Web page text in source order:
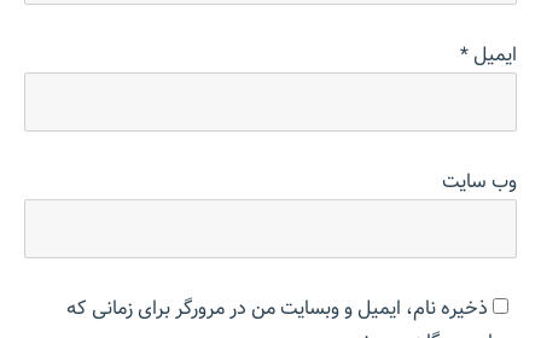
ایمیل*
وب‌ سایت
ذخیره نام، ایمیل و وبسایت من در مرورگر برای زمانی که